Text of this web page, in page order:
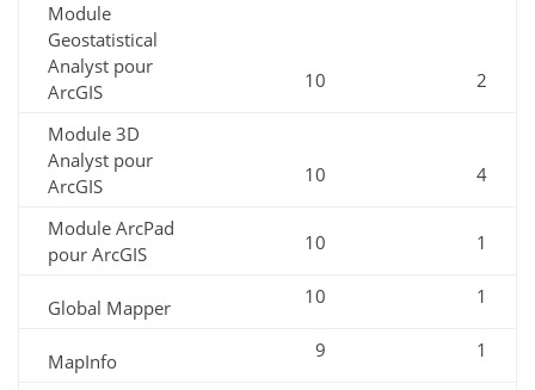
Module
Geostatistical
Analyst pour
ArcGIS
10 2
Module 3D
Analyst pour
ArcGIS
10 4
Module ArcPad
pour ArcGIS
10 1
Global Mapper 10 1
MapInfo 9 1